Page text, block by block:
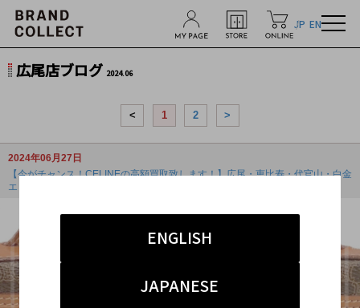
JP EN
ENGLISH
JAPANESE
広尾店ブログ 2024.06
< 1 2 >
2024年06月27日
【今がチャンス！CELINEの高額買取致します！】広尾・恵比寿・代官山・白金
エリア...